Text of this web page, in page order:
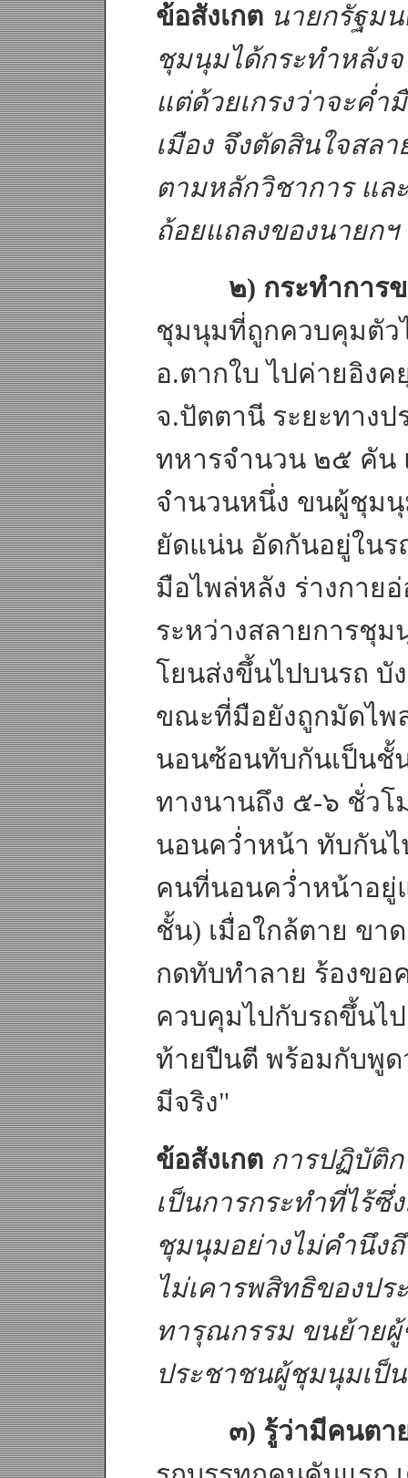
ข้อสังเกต นายกรัฐม
ชุมนุมได้กระทำหลัง
แต่ด้วยเกรงว่าจะค่ำ
เมือง จึงตัดสินใจสล
ตามหลักวิชาการ แล
ถ้อยแถลงของนายกฯ
๒) กระทำการ
ชุมนุมที่ถูกควบคุมตัว
อ.ตากใบ ไปค่ายอิง
จ.ปัตตานี ระยะทาง
ทหารจำนวน ๒๕ คัน
จำนวนหนึ่ง ขนผู้ชุม
ยัดแน่น อัดกันอยู่ใน
มือไพล่หลัง ร่างกาย
ระหว่างสลายการชุ
โยนส่งขึ้นไปบนรถ
ขณะที่มือยังถูกมัดไพ
นอนซ้อนทับกันเป็นชั้
ทางนานถึง ๕-๖ ชั่วโ
นอนคว่ำหน้า ทับกันไ
คนที่นอนคว่ำหน้าอยู่
ชั้น) เมื่อใกล้ตาย ขา
กดทับทำลาย ร้องขอ
ควบคุมไปกับรถขึ้นไ
ท้ายปืนตี พร้อมกับพูด
มีจริง"
ข้อสังเกต การปฏิบัติ
เป็นการกระทำที่ไร้
ชุมนุมอย่างไม่คำนึง
ไม่เคารพสิทธิของป
ทารุณกรรม ขนย้าย
ประชาชนผู้ชุมนุมเป็
๓) รู้ว่ามีคนตา